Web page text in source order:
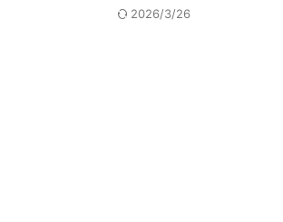
2026/3/26